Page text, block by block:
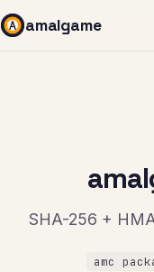
amalgame
SHA-256 +
amc